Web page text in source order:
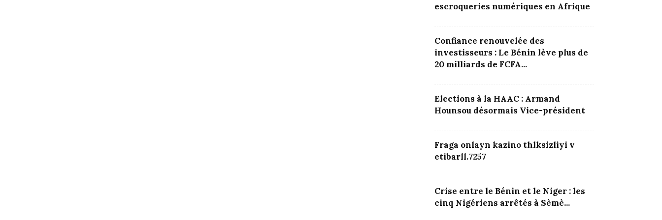
escroqueries numériques en Afrique
Confiance renouvelée des
investisseurs : Le Bénin lève plus de
20 milliards de FCFA...
Elections à la HAAC : Armand
Hounsou désormais Vice-président
Fraga onlayn kazino thlksizliyi v
etibarll.7257
Crise entre le Bénin et le Niger : les
cinq Nigériens arrêtés à Sèmè...